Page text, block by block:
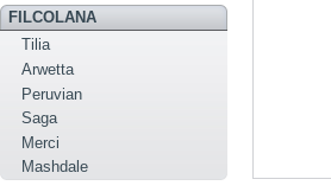
FILCOLANA
Tilia
Arwetta
Peruvian
Saga
Merci
Mashdale